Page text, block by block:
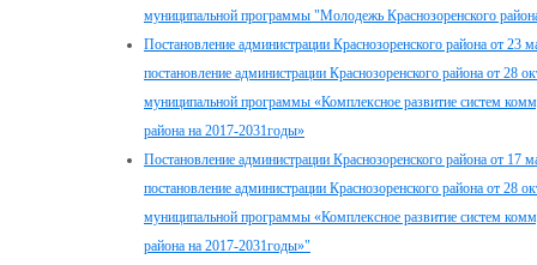
муниципальной программы "Молодежь Краснозоренского
Постановление администрации Краснозоренского района от
постановление администрации Краснозоренского района от 28
муниципальной программы «Комплексное развитие систем
района на 2017-2031годы»
Постановление администрации Краснозоренского района от
постановление администрации Краснозоренского района от 28
муниципальной программы «Комплексное развитие систем
района на 2017-2031годы»"